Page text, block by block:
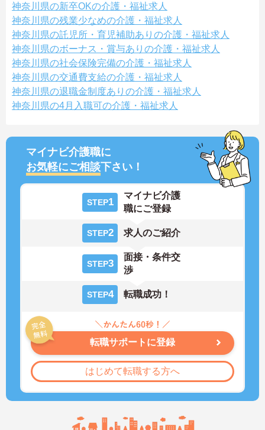
神奈川県の新卒OKの介護・福祉求人
神奈川県の残業少なめの介護・福祉求人
神奈川県の託児所・育児補助ありの介護・福祉求人
神奈川県のボーナス・賞与ありの介護・福祉求人
神奈川県の社会保険完備の介護・福祉求人
神奈川県の交通費支給の介護・福祉求人
神奈川県の退職金制度ありの介護・福祉求人
神奈川県の4月入職可の介護・福祉求人
マイナビ介護職に
お気軽にご相談下さい！
STEP1
マイナビ介護
職にご登録
STEP2 求人のご紹介
STEP3
面接・条件交
渉
STEP4 転職成功！
転職サポートに登録
はじめて転職する方へ